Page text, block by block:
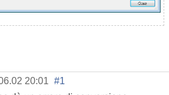
20:01 #1